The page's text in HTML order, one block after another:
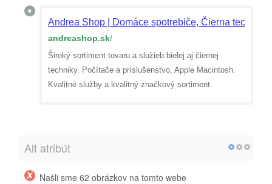
Andrea Shop | Domáce spotrebiče, Čierna
andreashop.sk/
Široký sortiment tovaru a služieb bielej aj čiernej
techniky. Počítače a príslušenstvo, Apple Macintosh.
Kvalitné služby a kvalitný značkový sortiment.
Alt atribút
Našli sme 62 obrázkov na tomto webe